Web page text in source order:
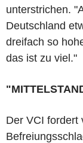
unterstrichen.
Deutschland
dreifach so
das ist zu viel."
Der VCI fordert